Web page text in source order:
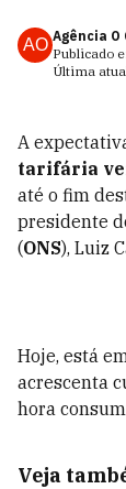
AO Agência O
Publicado
Última
A
tarifária
até o fim
presidente
(ONS), Luiz
Hoje, está
acrescenta
hora
Veja